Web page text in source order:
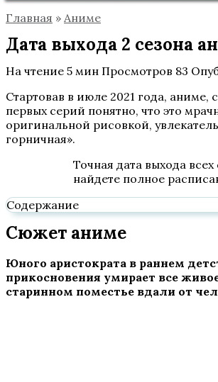
Главная » Аниме
Дата выхода 2 сезона
На чтение 5 мин Просмотров 83
Стартовав в июле 2021 года,
первых серий понятно, что это
оригинальной рисовкой,
горничная».
Точная дата выхода
найдете полное
Содержание
Сюжет аниме
Юного аристократа в раннем
прикосновения умирает все
старинном поместье вдали от